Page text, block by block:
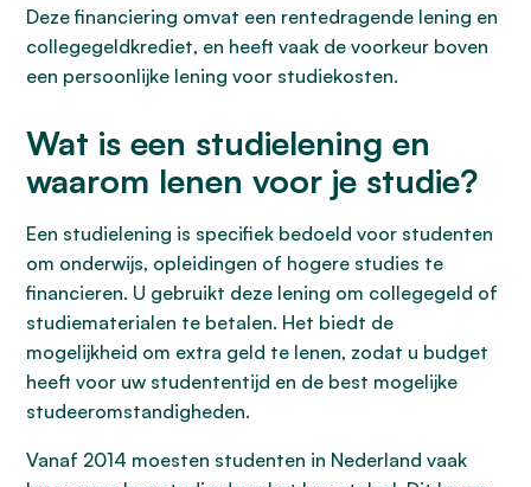
Deze financiering omvat een rentedragende lening en
collegegeldkrediet, en heeft vaak de voorkeur boven
een persoonlijke lening voor studiekosten.
Wat is een studielening en
waarom lenen voor je studie?
Een studielening is specifiek bedoeld voor studenten
om onderwijs, opleidingen of hogere studies te
financieren. U gebruikt deze lening om collegegeld of
studiematerialen te betalen. Het biedt de
mogelijkheid om extra geld te lenen, zodat u budget
heeft voor uw studententijd en de best mogelijke
studeeromstandigheden.
Vanaf 2014 moesten studenten in Nederland vaak